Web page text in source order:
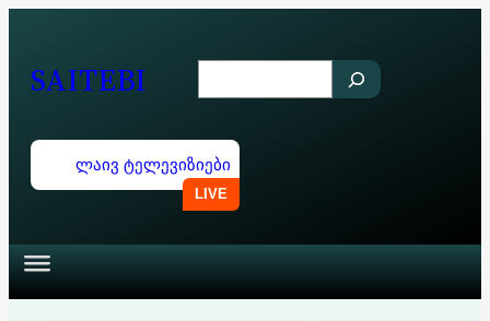
SAITEBI
e
a
r
c
ლაივ ტელევიზიები